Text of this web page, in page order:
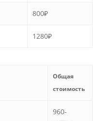
800₽
1280₽
Общая
стоимость
960-